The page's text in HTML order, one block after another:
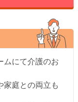
ムにて介護のお
家庭との両立も